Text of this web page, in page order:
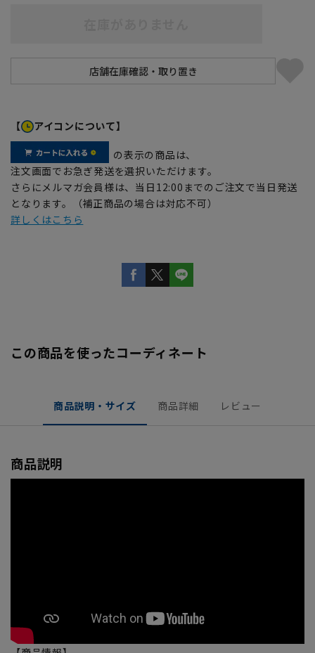
【 アイコンについて】
の表示の商品は、
注文画面でお急ぎ発送を選択いただけます。
さらにメルマガ会員様は、当日12:00までのご注文で当日発送
となります。（補正商品の場合は対応不可）
詳しくはこちら
この商品を使ったコーディネート
商品説明・サイズ 商品詳細 レビュー
商品説明